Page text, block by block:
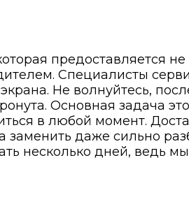
предоставляется не
Специалисты
Не волнуйтесь,
Основная задача
в любой момент.
даже сильно
несколько дней, ведь